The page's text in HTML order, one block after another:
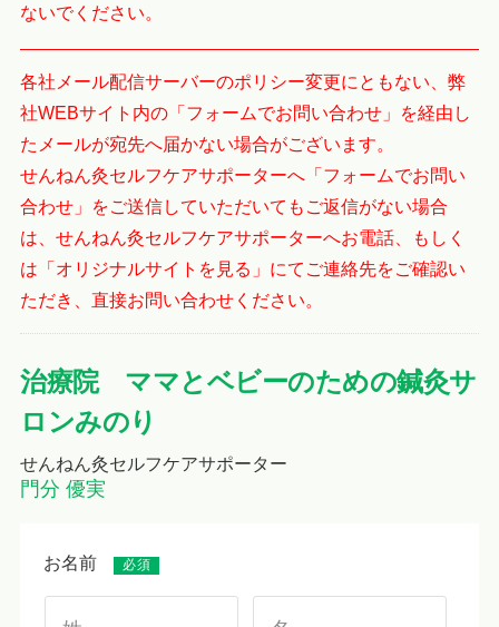
ないでください。
各社メール配信サーバーのポリシー変更にともない、弊
社WEBサイト内の「フォームでお問い合わせ」を経由し
たメールが宛先へ届かない場合がございます。
せんねん灸セルフケアサポーターへ「フォームでお問い
合わせ」をご送信していただいてもご返信がない場合
は、せんねん灸セルフケアサポーターへお電話、もしく
は「オリジナルサイトを見る」にてご連絡先をご確認い
ただき、直接お問い合わせください。
治療院 ママとベビーのための鍼灸サ
ロンみのり
せんねん灸セルフケアサポーター
門分 優実
お名前 必須